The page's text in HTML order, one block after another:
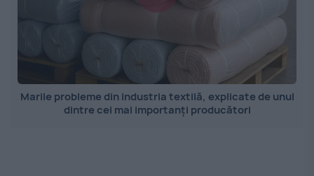
Marile probleme din industria textilă, explicate de unul
dintre cei mai importanți producători